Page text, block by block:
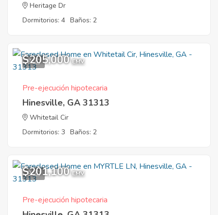
Heritage Dr
Dormitorios: 4 Baños: 2
7
$205,000 EMV
Pre-ejecución hipotecaria
Hinesville, GA 31313
Whitetail Cir
Dormitorios: 3 Baños: 2
9
$201,100 EMV
Pre-ejecución hipotecaria